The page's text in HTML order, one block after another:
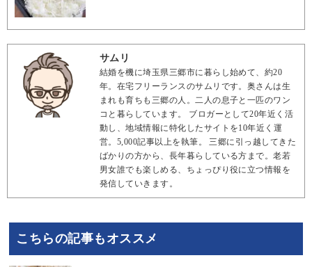
サムリ
結婚を機に埼玉県三郷市に暮らし始めて、約20
年。在宅フリーランスのサムリです。奥さんは生
まれも育ちも三郷の人。二人の息子と一匹のワン
コと暮らしています。 ブロガーとして20年近く活
動し、地域情報に特化したサイトを10年近く運
営。5,000記事以上を執筆。 三郷に引っ越してきた
ばかりの方から、長年暮らしている方まで。老若
男女誰でも楽しめる、ちょっぴり役に立つ情報を
発信していきます。
こちらの記事もオススメ